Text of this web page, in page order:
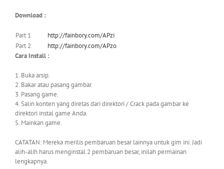
Download :
Part 1
http://fainbory.com/APzi
Part 2
http://fainbory.com/APzo
Cara Install :
1. Buka arsip.
2. Bakar atau pasang gambar.
3. Pasang game.
4. Salin konten yang diretas dari direktori / Crack pada gambar ke
direktori instal game Anda.
5. Mainkan game.
CATATAN: Mereka merilis pembaruan besar lainnya untuk gim ini. Jadi
alih-alih harus menginstal 2 pembaruan besar, inilah permainan
lengkapnya.